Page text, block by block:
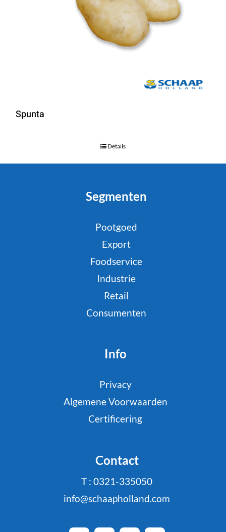
Spunta
Details
Segmenten
Pootgoed
Export
Foodservice
Industrie
Retail
Consumenten
Info
Privacy
Algemene Voorwaarden
Certificering
Contact
T : 0321-335050
info@schaapholland.com